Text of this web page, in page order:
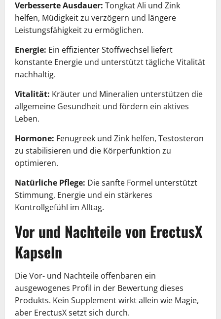
Verbesserte Ausdauer: Tongkat Ali und Zink
helfen, Müdigkeit zu verzögern und längere
Leistungsfähigkeit zu ermöglichen.
Energie: Ein effizienter Stoffwechsel liefert
konstante Energie und unterstützt tägliche Vitalität
nachhaltig.
Vitalität: Kräuter und Mineralien unterstützen die
allgemeine Gesundheit und fördern ein aktives
Leben.
Hormone: Fenugreek und Zink helfen, Testosteron
zu stabilisieren und die Körperfunktion zu
optimieren.
Natürliche Pflege: Die sanfte Formel unterstützt
Stimmung, Energie und ein stärkeres
Kontrollgefühl im Alltag.
Vor und Nachteile von ErectusX
Kapseln
Die Vor- und Nachteile offenbaren ein
ausgewogenes Profil in der Bewertung dieses
Produkts. Kein Supplement wirkt allein wie Magie,
aber ErectusX setzt sich durch.